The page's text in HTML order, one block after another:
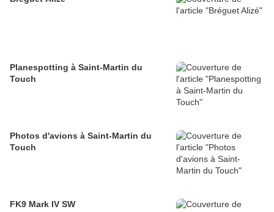
Planespotting à Saint-Martin du
Touch
Photos d'avions à Saint-Martin du
Touch
FK9 Mark IV SW